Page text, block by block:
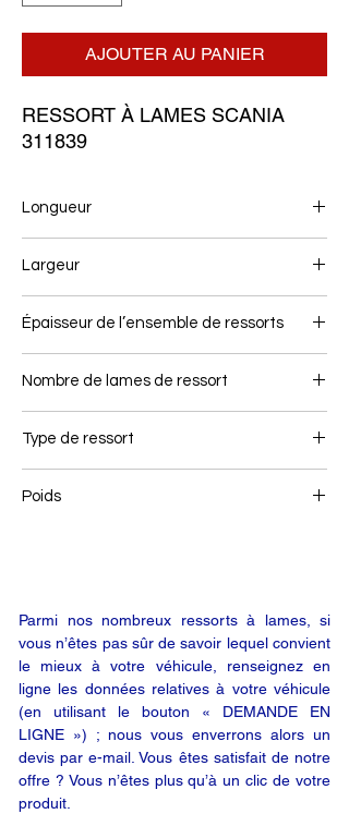
AJOUTER AU PANIER
RESSORT À LAMES SCANIA
311839
Longueur
Largeur
Épaisseur de l’ensemble de ressorts
Nombre de lames de ressort
Type de ressort
Poids
Parmi nos nombreux ressorts à lames, si
vous n’êtes pas sûr de savoir lequel convient
le mieux à votre véhicule, renseignez en
ligne les données relatives à votre véhicule
(en utilisant le bouton « DEMANDE EN
LIGNE ») ; nous vous enverrons alors un
devis par e-mail. Vous êtes satisfait de notre
offre ? Vous n’êtes plus qu’à un clic de votre
produit.